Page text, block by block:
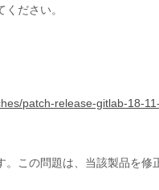
ださい。
patch-release-gitlab-18-
この問題は、当該製品を